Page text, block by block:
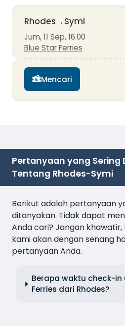
Rhodes→Symi
Jum, 11 Sep, 16.00
Blue Star Ferries
Mencari
Pertanyaan yang Sering
Tentang Rhodes-Symi
Berikut adalah pertanyaan
ditanyakan. Tidak dapat
Anda cari? Jangan khawatir,
kami akan dengan senang
pertanyaan Anda.
Berapa waktu check-in
Ferries dari Rhodes?